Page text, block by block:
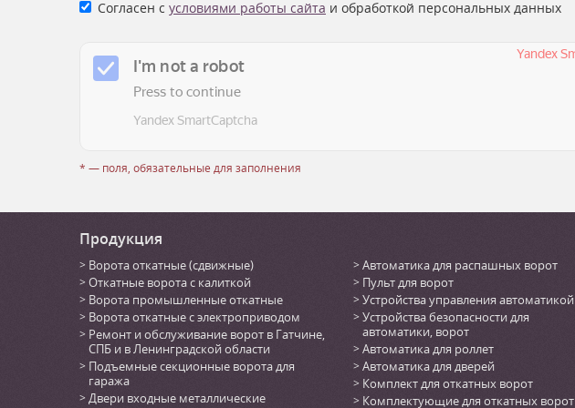
Согласен с условиями работы сайта и обработкой персональных данных
* — поля, обязательные для заполнения
Продукция
Ворота откатные (сдвижные)
Откатные ворота с калиткой
Ворота промышленные откатные
Ворота откатные с электроприводом
Ремонт и обслуживание ворот в Гатчине,
СПБ и в Ленинградской области
Подъемные секционные ворота для
гаража
Двери входные металлические
Автоматика для распашных ворот
Пульт для ворот
Устройства управления автоматикой
Устройства безопасности для
автоматики, ворот
Автоматика для роллет
Автоматика для дверей
Комплект для откатных ворот
Комплектующие для откатных ворот